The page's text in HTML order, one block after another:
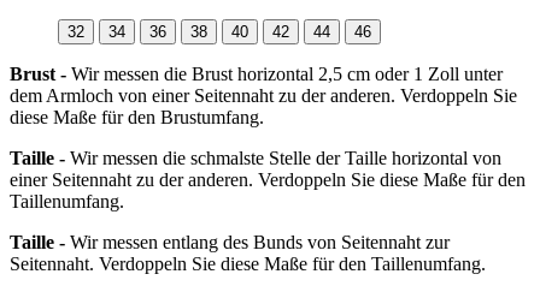
32 34 36 38 40 42 44 46
Brust - Wir messen die Brust horizontal 2,5 cm oder 1 Zoll unter
dem Armloch von einer Seitennaht zu der anderen. Verdoppeln Sie
diese Maße für den Brustumfang.
Taille - Wir messen die schmalste Stelle der Taille horizontal von
einer Seitennaht zu der anderen. Verdoppeln Sie diese Maße für den
Taillenumfang.
Taille - Wir messen entlang des Bunds von Seitennaht zur
Seitennaht. Verdoppeln Sie diese Maße für den Taillenumfang.